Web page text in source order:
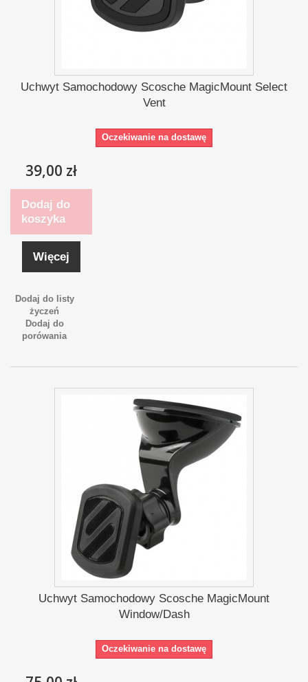
Uchwyt Samochodowy Scosche MagicMount Select
Vent
Oczekiwanie na dostawę
39,00 zł
Dodaj do
koszyka
Więcej
Dodaj do listy
życzeń
Dodaj do
porówania
Uchwyt Samochodowy Scosche MagicMount
Window/Dash
Oczekiwanie na dostawę